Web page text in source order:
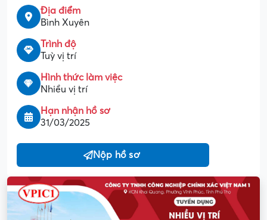
Địa điểm
Bình Xuyên
Trình độ
Tuỳ vị trí
Hình thức làm việc
Nhiều vị trí
Hạn nhận hồ sơ
31/03/2025
Nộp hồ sơ